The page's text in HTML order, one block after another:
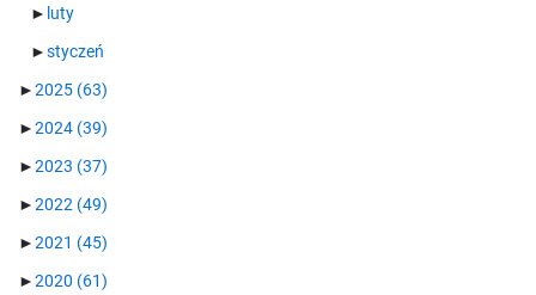
► luty
►styczeń
►2025 (63)
►2024 (39)
►2023 (37)
►2022 (49)
►2021 (45)
►2020 (61)